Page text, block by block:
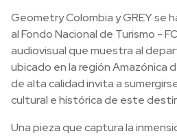
Geometry Colombia y GREY se
al Fondo Nacional de Turismo -
audiovisual que muestra al
ubicado en la región Amazónica
de alta calidad invita a
cultural e histórica de este
Una pieza que captura la